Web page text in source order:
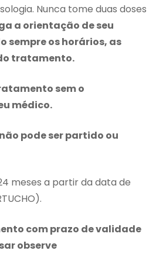
Nunca tome duas doses
a orientação de seu
sempre os horários, as
tratamento.
sem o
médico.
pode ser partido ou
meses a partir da data de
com prazo de validade
observe